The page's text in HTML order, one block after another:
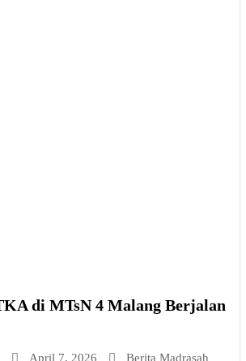
di MTsN 4 Malang Berjalan
April 7, 2026 Berita Madrasah